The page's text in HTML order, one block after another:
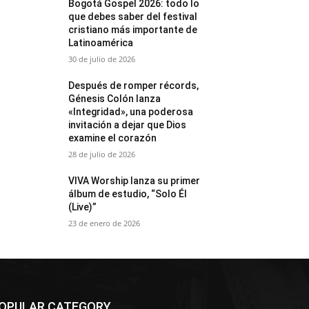
Bogotá Gospel 2026: todo lo
que debes saber del festival
cristiano más importante de
Latinoamérica
30 de julio de 2026
Después de romper récords,
Génesis Colón lanza
«Integridad», una poderosa
invitación a dejar que Dios
examine el corazón
28 de julio de 2026
VIVA Worship lanza su primer
álbum de estudio, “Solo Él
(Live)”
23 de enero de 2026